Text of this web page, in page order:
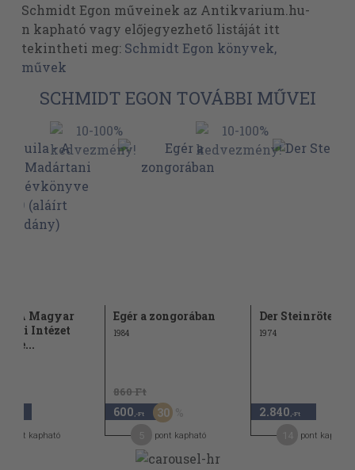
Schmidt Egon műveinek az Antikvarium.hu-
n kapható vagy előjegyezhető listáját itt
tekintheti meg: Schmidt Egon könyvek,
művek
SCHMIDT EGON TOVÁBBI MŰVEI
- A Magyar
Intézet
pont kapható
Egér a zongorában
1984
860 Ft
600 ,-Ft 30
pont kapható
Der Steinrötel
1974
2.840 ,-Ft
pont kapható